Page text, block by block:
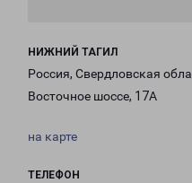
НИЖНИЙ ТАГИЛ
Россия, Свердловская
Восточное шоссе, 17А
на карте
ТЕЛЕФОН